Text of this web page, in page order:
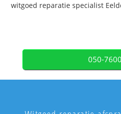
witgoed reparatie specialist
050-